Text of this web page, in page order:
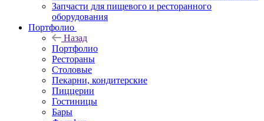
Запчасти для пищевого и ресторанного
оборудования
Портфолио
Назад
Портфолио
Рестораны
Столовые
Пекарни, кондитерские
Пиццерии
Гостиницы
Бары